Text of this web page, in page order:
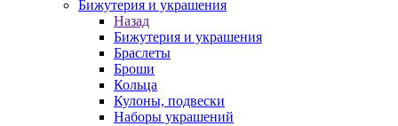
Бижутерия и украшения
Назад
Бижутерия и украшения
Браслеты
Броши
Кольца
Кулоны, подвески
Наборы украшений